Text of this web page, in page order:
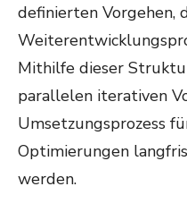
definierten Vorgehen,
Mithilfe dieser
parallelen iterativen
Umsetzungsprozess
Optimierungen
werden.